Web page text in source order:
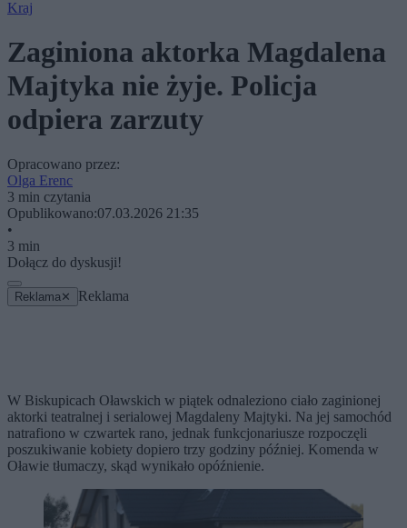
Kraj
Zaginiona aktorka Magdalena
Majtyka nie żyje. Policja
odpiera zarzuty
Opracowano przez:
Olga Erenc
3 min czytania
Opublikowano:07.03.2026 21:35
•
3 min
Dołącz do dyskusji!
Reklama ✕ Reklama
W Biskupicach Oławskich w piątek odnaleziono ciało zaginionej
aktorki teatralnej i serialowej Magdaleny Majtyki. Na jej samochód
natrafiono w czwartek rano, jednak funkcjonariusze rozpoczęli
poszukiwanie kobiety dopiero trzy godziny później. Komenda w
Oławie tłumaczy, skąd wynikało opóźnienie.